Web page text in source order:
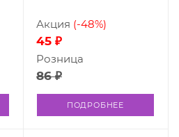
45 ₽
Акция (-48%)
86 ₽
Розница
ПОДРОБНЕЕ